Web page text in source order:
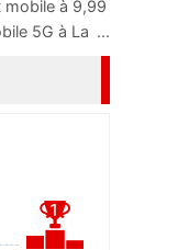
à 9,99
5G à La ...